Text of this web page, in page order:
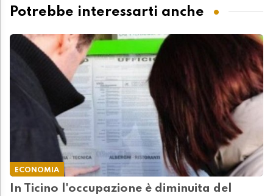
Potrebbe interessarti anche
ECONOMIA
In Ticino l'occupazione è diminuita del